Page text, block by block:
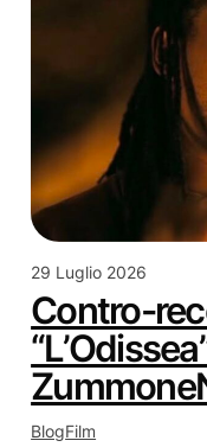
29 Luglio 2026
Contro-
BlogFilm